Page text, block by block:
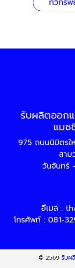
ทวีทรัพ
รับผลิตออก
แมช
975 ถนนนิมิตรใ
สาม
วันจันทร์
อีเมล :
โทรศัพท์ : 081-
© 2569 รับผ